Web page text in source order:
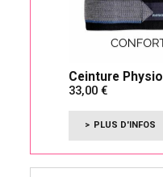
Ceinture
Tonic
33,00
PLUS D'INFOS